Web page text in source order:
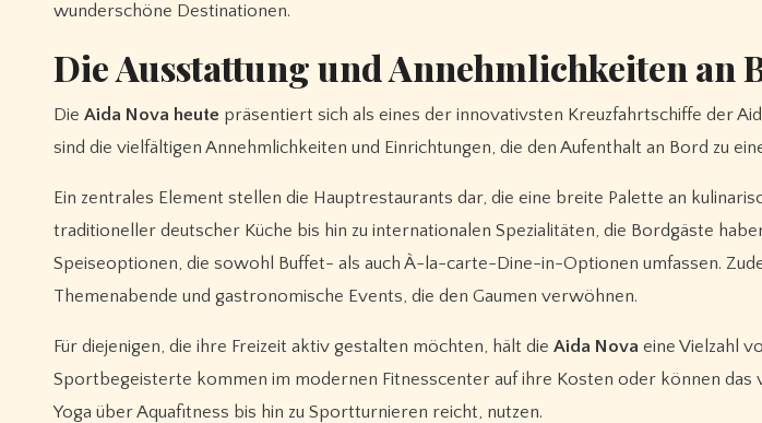
wunderschöne Destinationen.
Die Ausstattung und Annehmlichkeiten an
Die Aida Nova heute präsentiert sich als eines der innovativsten Kreuzfahrtschiffe der
sind die vielfältigen Annehmlichkeiten und Einrichtungen, die den Aufenthalt an Bord zu
Ein zentrales Element stellen die Hauptrestaurants dar, die eine breite Palette an
traditioneller deutscher Küche bis hin zu internationalen Spezialitäten, die Bordgäste
Speiseoptionen, die sowohl Buffet- als auch À-la-carte-Dine-in-Optionen umfassen.
Themenabende und gastronomische Events, die den Gaumen verwöhnen.
Für diejenigen, die ihre Freizeit aktiv gestalten möchten, hält die Aida Nova eine Vielzahl
Sportbegeisterte kommen im modernen Fitnesscenter auf ihre Kosten oder können
Yoga über Aquafitness bis hin zu Sportturnieren reicht, nutzen.